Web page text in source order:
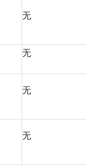
无
无
无
无